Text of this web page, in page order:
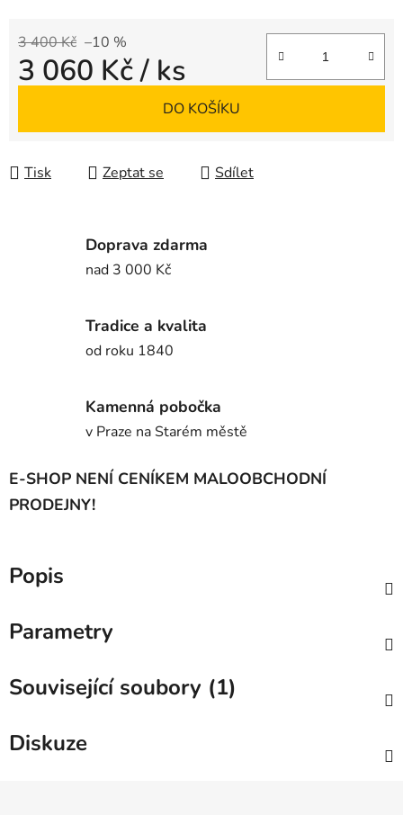
3 400 Kč –10 %
3 060 Kč/ ks
DO KOŠÍKU
Tisk Zeptat se Sdílet
Doprava zdarma
nad 3 000 Kč
Tradice a kvalita
od roku 1840
Kamenná pobočka
v Praze na Starém městě
E-SHOP NENÍ CENÍKEM MALOOBCHODNÍ
PRODEJNY!
Popis
Parametry
Související soubory (1)
Diskuze